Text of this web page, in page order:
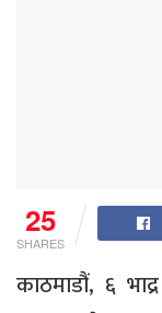
25
SHARES
काठमाडौं, ६